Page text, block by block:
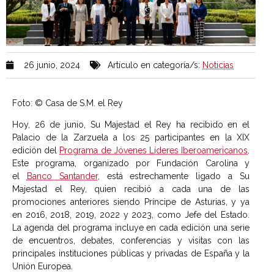
26 junio, 2024 Artículo en categoría/s: Noticias
Foto: © Casa de S.M. el Rey
Hoy, 26 de junio, Su Majestad el Rey ha recibido en el
Palacio de la Zarzuela a los 25 participantes en la XIX
edición del Programa de Jóvenes Líderes Iberoamericanos.
Este programa, organizado por Fundación Carolina y
el
Banco Santander, está estrechamente ligado a Su
Majestad el Rey, quien recibió a cada una de las
promociones anteriores siendo Príncipe de Asturias, y ya
en 2016, 2018, 2019, 2022 y 2023, como Jefe del Estado.
La agenda del programa incluye en cada edición una serie
de encuentros, debates, conferencias y visitas con las
principales instituciones públicas y privadas de España y la
Unión Europea.